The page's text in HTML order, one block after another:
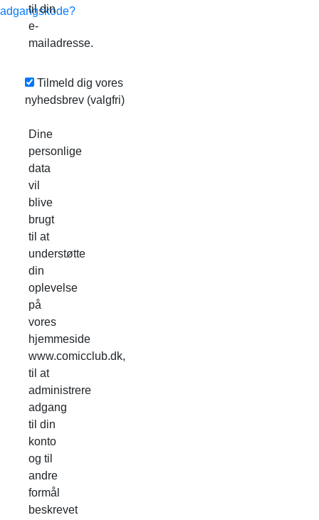
adgangskode?
til din
e-
mailadresse.
Tilmeld dig vores
nyhedsbrev (valgfri)
Dine
personlige
data
vil
blive
brugt
til at
understøtte
din
oplevelse
på
vores
hjemmeside
www.comicclub.dk,
til at
administrere
adgang
til din
konto
og til
andre
formål
beskrevet